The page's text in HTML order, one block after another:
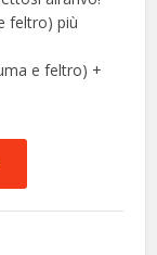
feltro) più
e feltro) +